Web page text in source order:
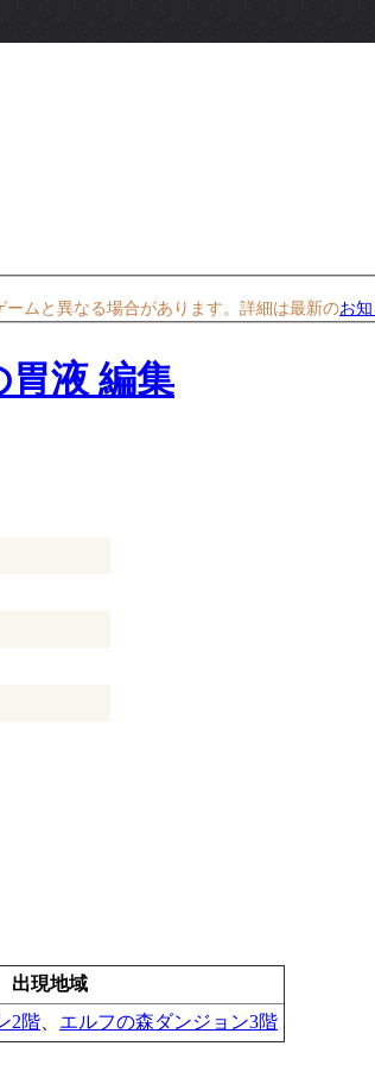
ムと異なる場合があります。詳細は最新のお
出現地域
2階 エルフの森ダンジョン3階